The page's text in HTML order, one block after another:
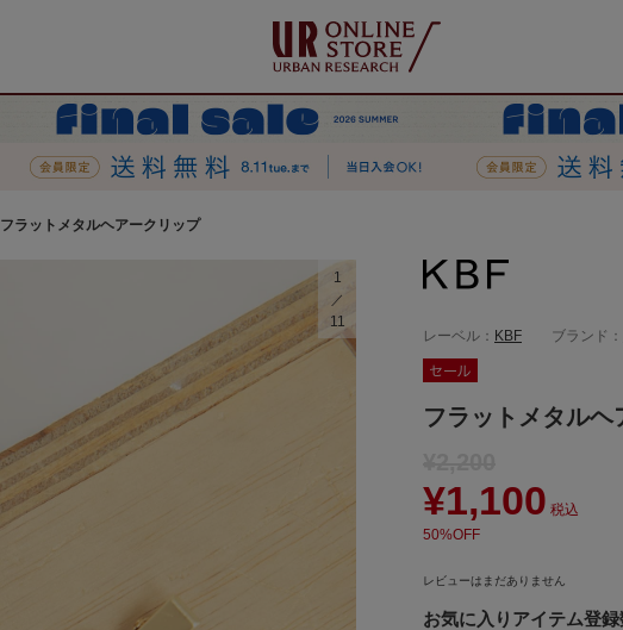
フラットメタルヘアークリップ
1
11
レーベル： KBF ブランド：
フラットメタルヘ
¥1,100 税込
50%OFF
レビューはまだありません
お気に入りアイテム登録